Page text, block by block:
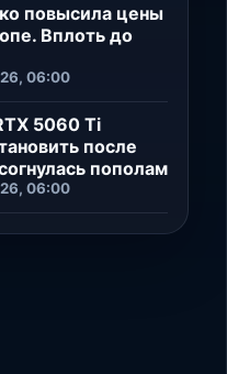
повысила цены
Вплоть до
06:00
5060 Ti
после
пополам
06:00